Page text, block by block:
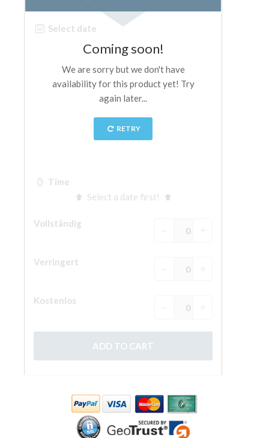
Museo Galileo
Boboli Gardens
The Arnolfo\'s tower
Vasari Corridor
Palazzo Vecchio
Santa Maria Novella
Eine Geführte Tour buchen
FRANÇAIS
ESPAÑOL